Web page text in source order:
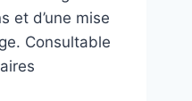
et d’une mise
Consultable